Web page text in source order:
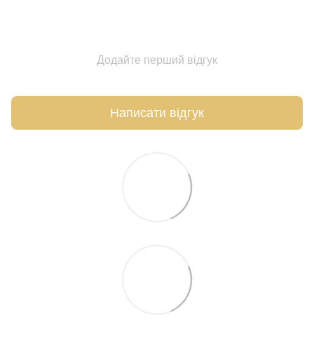
Додайте перший відгук
Написати відгук